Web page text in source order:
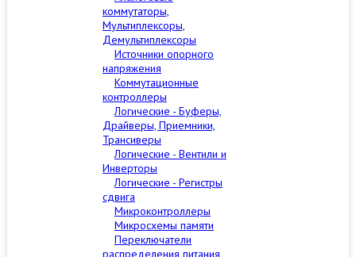
коммутаторы,
Мультиплексоры,
Демультиплексоры
Источники опорного
напряжения
Коммутационные
контроллеры
Логические - Буферы,
Драйверы, Приемники,
Трансиверы
Логические - Вентили и
Инверторы
Логические - Регистры
сдвига
Микроконтроллеры
Микросхемы памяти
Переключатели
распределения питания,